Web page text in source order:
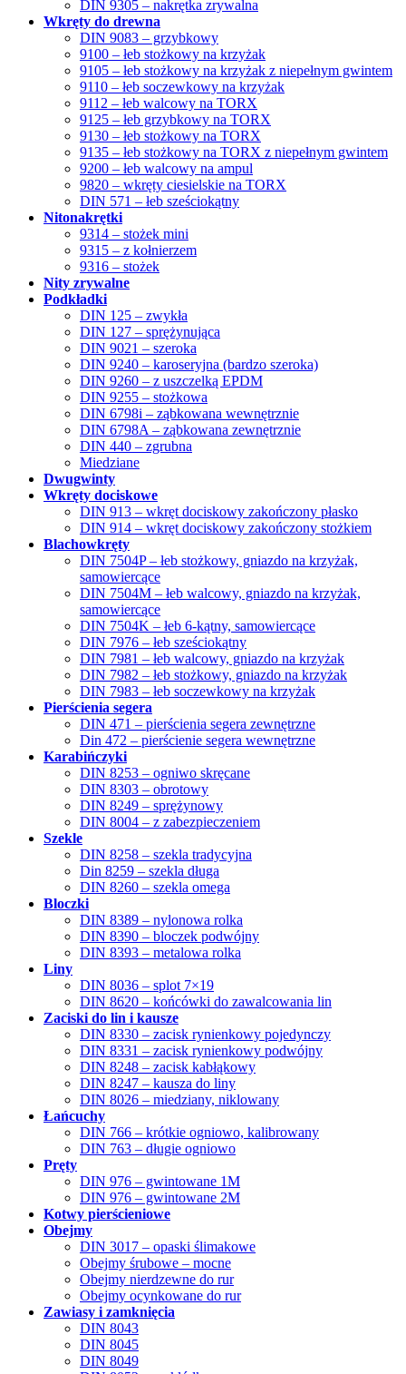
DIN 9305 – nakrętka zrywalna
Wkręty do drewna
DIN 9083 – grzybkowy
9100 – łeb stożkowy na krzyżak
9105 – łeb stożkowy na krzyżak z niepełnym gwintem
9110 – łeb soczewkowy na krzyżak
9112 – łeb walcowy na TORX
9125 – łeb grzybkowy na TORX
9130 – łeb stożkowy na TORX
9135 – łeb stożkowy na TORX z niepełnym gwintem
9200 – łeb walcowy na ampul
9820 – wkręty ciesielskie na TORX
DIN 571 – łeb sześciokątny
Nitonakrętki
9314 – stożek mini
9315 – z kołnierzem
9316 – stożek
Nity zrywalne
Podkładki
DIN 125 – zwykła
DIN 127 – sprężynująca
DIN 9021 – szeroka
DIN 9240 – karoseryjna (bardzo szeroka)
DIN 9260 – z uszczelką EPDM
DIN 9255 – stożkowa
DIN 6798i – ząbkowana wewnętrznie
DIN 6798A – ząbkowana zewnętrznie
DIN 440 – zgrubna
Miedziane
Dwugwinty
Wkręty dociskowe
DIN 913 – wkręt dociskowy zakończony płasko
DIN 914 – wkręt dociskowy zakończony stożkiem
Blachowkręty
DIN 7504P – łeb stożkowy, gniazdo na krzyżak,
samowiercące
DIN 7504M – łeb walcowy, gniazdo na krzyżak,
samowiercące
DIN 7504K – łeb 6-kątny, samowiercące
DIN 7976 – łeb sześciokątny
DIN 7981 – łeb walcowy, gniazdo na krzyżak
DIN 7982 – łeb stożkowy, gniazdo na krzyżak
DIN 7983 – łeb soczewkowy na krzyżak
Pierścienia segera
DIN 471 – pierścienia segera zewnętrzne
Din 472 – pierścienie segera wewnętrzne
Karabińczyki
DIN 8253 – ogniwo skręcane
DIN 8303 – obrotowy
DIN 8249 – sprężynowy
DIN 8004 – z zabezpieczeniem
Szekle
DIN 8258 – szekla tradycyjna
Din 8259 – szekla długa
DIN 8260 – szekla omega
Bloczki
DIN 8389 – nylonowa rolka
DIN 8390 – bloczek podwójny
DIN 8393 – metalowa rolka
Liny
DIN 8036 – splot 7×19
DIN 8620 – końcówki do zawalcowania lin
Zaciski do lin i kausze
DIN 8330 – zacisk rynienkowy pojedynczy
DIN 8331 – zacisk rynienkowy podwójny
DIN 8248 – zacisk kabłąkowy
DIN 8247 – kausza do liny
DIN 8026 – miedziany, niklowany
Łańcuchy
DIN 766 – krótkie ogniowo, kalibrowany
DIN 763 – długie ogniowo
Pręty
DIN 976 – gwintowane 1M
DIN 976 – gwintowane 2M
Kotwy pierścieniowe
Obejmy
DIN 3017 – opaski ślimakowe
Obejmy śrubowe – mocne
Obejmy nierdzewne do rur
Obejmy ocynkowane do rur
Zawiasy i zamknięcia
DIN 8043
DIN 8045
DIN 8049